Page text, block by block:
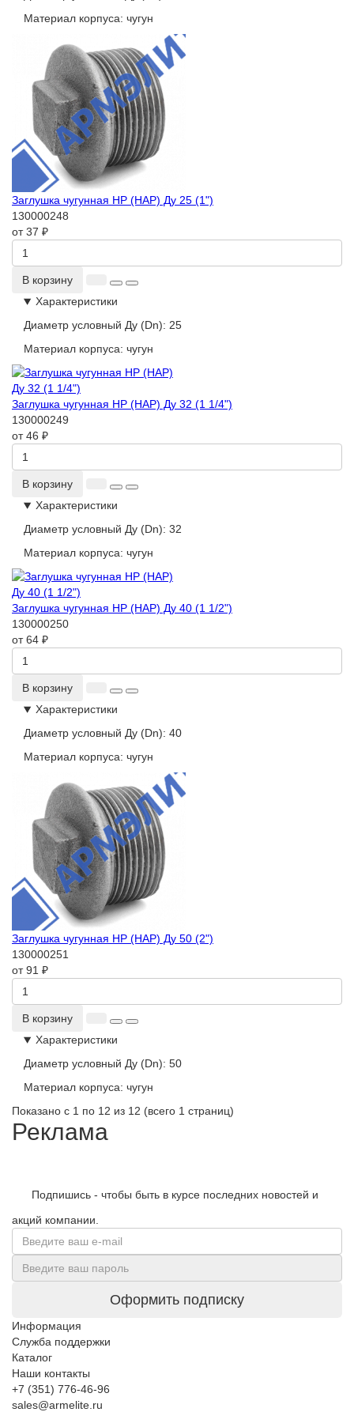
Материал корпуса: чугун
Заглушка чугунная НР (НАР) Ду 25 (1")
130000248
от 37 ₽
В корзину
Характеристики
Диаметр условный Ду (Dn): 25
Материал корпуса: чугун
Заглушка чугунная НР (НАР) Ду 32 (1 1/4")
130000249
от 46 ₽
В корзину
Характеристики
Диаметр условный Ду (Dn): 32
Материал корпуса: чугун
Заглушка чугунная НР (НАР) Ду 40 (1 1/2")
130000250
от 64 ₽
В корзину
Характеристики
Диаметр условный Ду (Dn): 40
Материал корпуса: чугун
Заглушка чугунная НР (НАР) Ду 50 (2")
130000251
от 91 ₽
В корзину
Характеристики
Диаметр условный Ду (Dn): 50
Материал корпуса: чугун
Показано с 1 по 12 из 12 (всего 1 страниц)
Реклама
Подпишись - чтобы быть в курсе последних новостей и
акций компании.
Оформить подписку
Информация
Служба поддержки
Каталог
Наши контакты
+7 (351) 776-46-96
sales@armelite.ru